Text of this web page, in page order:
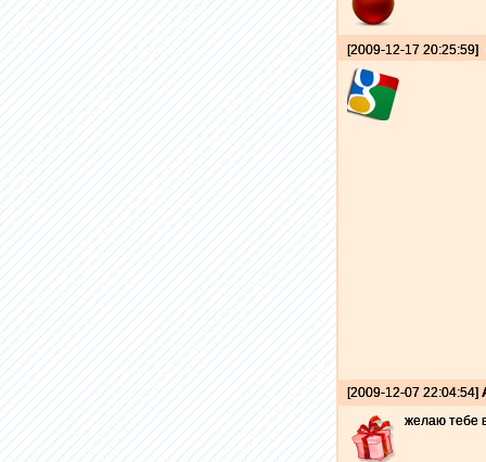
[2009-12-17 20:25:59]
[2009-12-07 22:04:54]
желаю тебе